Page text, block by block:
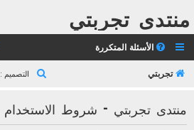
منتدى تجربتي
الأسئلة المتكررة
تجربتي التصميم :
ث
منتدى تجربتي - شروط الاستخدام